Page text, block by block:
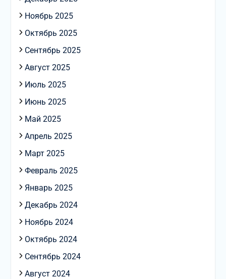
Ноябрь 2025
Октябрь 2025
Сентябрь 2025
Август 2025
Июль 2025
Июнь 2025
Май 2025
Апрель 2025
Март 2025
Февраль 2025
Январь 2025
Декабрь 2024
Ноябрь 2024
Октябрь 2024
Сентябрь 2024
Август 2024